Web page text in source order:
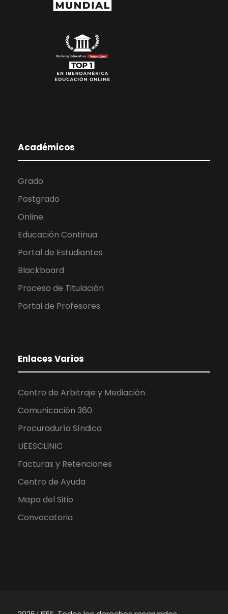
Académicos
Grado
Postgrado
Online
Educación Continua
Portal de Estudiantes
Blackboard
Proceso de Titulación
Portal de Profesores
Enlaces Varios
Centro de Arbitraje y Mediación
Comunicación 360
Procuraduría Síndica
UEESCLINIC
Facturas y Retenciones
Centro de Ayuda
Mapa del Sitio
Convocatoria